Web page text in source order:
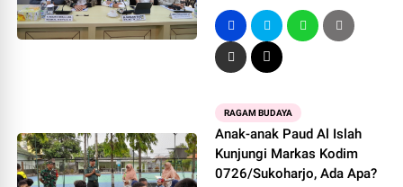
RAGAM BUDAYA
Anak-anak Paud Al Islah
Kunjungi Markas Kodim
0726/Sukoharjo, Ada Apa?